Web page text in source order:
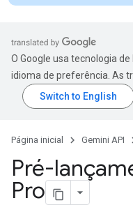
O Google usa tecnologia
idioma de preferência. As
Página inicial Gemini API
Pré-
Pro